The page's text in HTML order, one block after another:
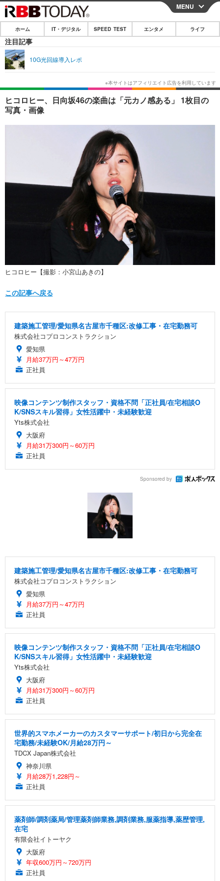
CLOSE
ホーム
IT・デジタル
ネタ ガジェット・ツール
ショッピング
エンタメTOP
ショッピング その他
ライフ
プッシュ通知の停止方法
MENU
ホーム IT・デジタル SPEED TEST エンタメ ライフ
注目記事
10G光回線導入レポ
ヒコロヒー、日向坂46の楽曲は「元カノ感ある」 1枚目の
写真・画像
ヒコロヒー【撮影：小宮山あきの】
この記事へ戻る
建築施工管理/愛知県名古屋市千種区:改修工事・在宅勤務可
株式会社コプロコンストラクション
愛知県
月給37万円～47万円
正社員
映像コンテンツ制作スタッフ・資格不問「正社員/在宅相談O
K/SNSスキル習得」女性活躍中・未経験歓迎
Yts株式会社
大阪府
月給31万300円～60万円
正社員
Sponsored by
建築施工管理/愛知県名古屋市千種区:改修工事・在宅勤務可
株式会社コプロコンストラクション
愛知県
月給37万円～47万円
正社員
映像コンテンツ制作スタッフ・資格不問「正社員/在宅相談O
K/SNSスキル習得」女性活躍中・未経験歓迎
Yts株式会社
大阪府
月給31万300円～60万円
正社員
世界的スマホメーカーのカスタマーサポート/初日から完全在
宅勤務/未経験OK/月給28万円～
TDCX Japan株式会社
神奈川県
月給28万1,228円～
正社員
薬剤師/調剤薬局/管理薬剤師業務,調剤業務,服薬指導,薬歴管理,
在宅
有限会社イトーヤク
大阪府
年収600万円～720万円
正社員